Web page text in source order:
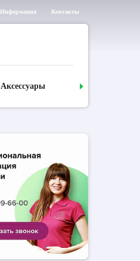
Информация Контакты
Аксессуары